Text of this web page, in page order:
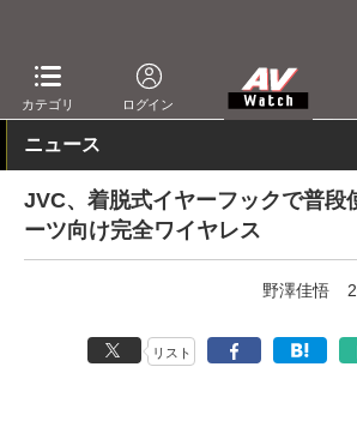
カテゴリ ログイン
AV Watch 製品 ヘッドフォン JVC
ニュース
JVC、着脱式イヤーフックで普段
ーツ向け完全ワイヤレス
野澤佳悟
リスト